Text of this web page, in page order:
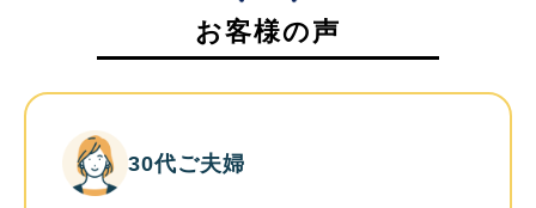
お客様の声
30代ご夫婦